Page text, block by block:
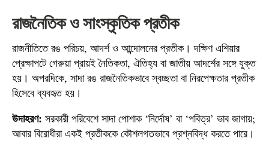
রাজনৈতিক ও সাংস্কৃতিক প্রতীক
রাজনীতিতে রঙ পরিচয়, আদর্শ ও আন্দোলনের প্রতীক। দক্ষিণ এশিয়ার
প্রেক্ষাপটে গেরুয়া প্রায়ই নৈতিকতা, ঐতিহ্য বা জাতীয় আদর্শের সঙ্গে যুক্ত
হয়। অপরদিকে, সাদা রঙ রাজনৈতিকভাবে স্বচ্ছতা বা নিরপেক্ষতার প্রতীক
হিসেবে ব্যবহৃত হয়।
উদাহরণ: সরকারী পরিবেশে সাদা পোশাক ‘নির্দোষ’ বা ‘পবিত্র’ ভাব জাগায়;
আবার বিরোধীরা একই প্রতীককে কৌশলগতভাবে প্রশ্নবিদ্ধ করতে পারে।